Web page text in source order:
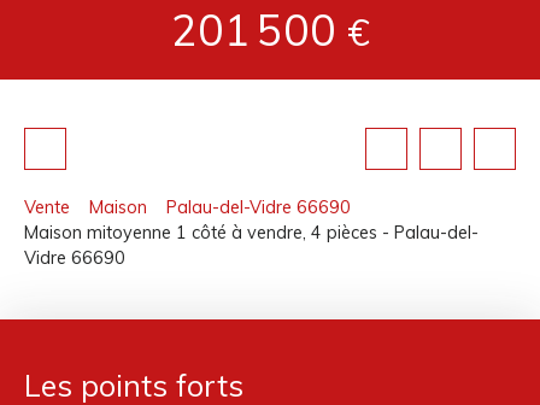
201 500 €
Vente Maison
Palau-del-Vidre 66690
Maison mitoyenne 1 côté à vendre, 4 pièces - Palau-del-
Vidre 66690
Les points forts